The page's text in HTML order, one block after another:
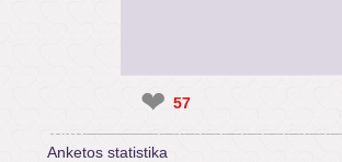
❤ 57
Anketos statistika